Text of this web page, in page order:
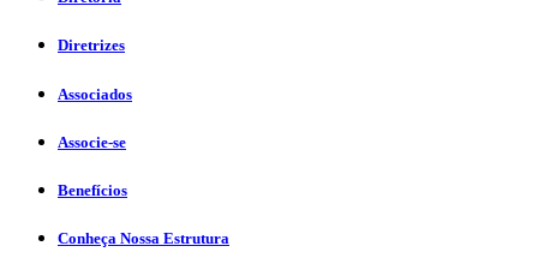
Diretrizes
Associados
Associe-se
Benefícios
Conheça Nossa Estrutura